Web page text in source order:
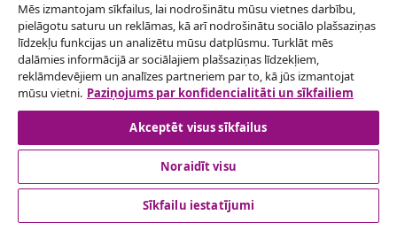
vidaXL
Apskatiet vairāk
© 2008-2026 vidaXL www.vidaxl.lv ir vidaXL Marketplace
Mēs izmantojam sīkfailus, lai nodrošinātu mūsu vietnes darbību,
pielāgotu saturu un reklāmas, kā arī nodrošinātu sociālo plašsaziņas
līdzekļu funkcijas un analizētu mūsu datplūsmu. Turklāt mēs
dalāmies informācijā ar sociālajiem plašsaziņas līdzekļiem,
reklāmdevējiem un analīzes partneriem par to, kā jūs izmantojat
mūsu vietni. Paziņojums par konfidencialitāti un sīkfailiem
Akceptēt visus sīkfailus
Noraidīt visu
Sīkfailu iestatījumi